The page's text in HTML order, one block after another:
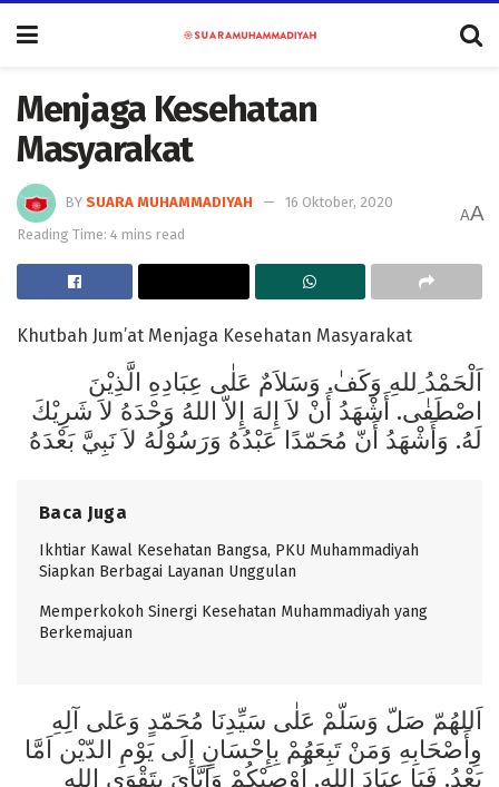
Menjaga Kesehatan
Masyarakat
BY SUARA MUHAMMADIYAH
16 Oktober, 2020
Reading Time: 4 mins read
AA
Khutbah Jum’at Menjaga Kesehatan Masyarakat
اَلْحَمْدُ ِللهِ وَكَفٰ. وَسَلاَمٌ عَلٰى عِبَادِهِ الَّذِيْنَ
اصْطَفٰى. أَشْهَدُ أَنْ لاَ إِلهَ إِلاّ اللهُ وَحْدَهُ لاَ شَرِيْكَ
لَهُ. وَأَشْهَدُ أَنّ مُحَمّدًا عَبْدُهُ وَرَسُوْلُهُ لاَ نَبِيَّ بَعْدَهُ
Baca Juga
Ikhtiar Kawal Kesehatan Bangsa, PKU Muhammadiyah
Siapkan Berbagai Layanan Unggulan
Memperkokoh Sinergi Kesehatan Muhammadiyah yang
Berkemajuan
اَللهُمّ صَلّ وَسَلّمْ عَلٰى سَيِّدِنَا مُحَمّدٍ وَعَلى آلِهِ
وِأَصْحَابِهِ وَمَنْ تَبِعَهُمْ بِإِحْسَانٍ إِلَى يَوْمِ الدّيْن اَمَّا
بَعْدُ. فَيَا عِبَادَ اللهِ, اُوْصِيْكُمْ وَاَيَّايَ بِتَقْوَى اللهِ